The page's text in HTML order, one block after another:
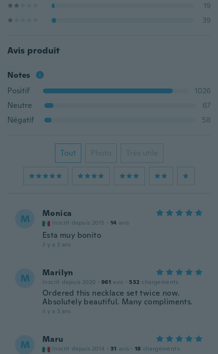
19
39
Avis produit
Notes
Positif
1026
Neutre
67
Négatif
58
Tout Photo Très utile
M Monica
Inscrit depuis 2015 · 14 avis
Esta muy bonito
il y a 3 ans
M Marilyn
Inscrit depuis 2020 · 961 avis · 532 chargements
Ordered this necklace set twice now.
Absolutely beautiful. Many compliments.
il y a 3 ans
M Maru
Inscrit depuis 2014 · 31 avis · 18 chargements